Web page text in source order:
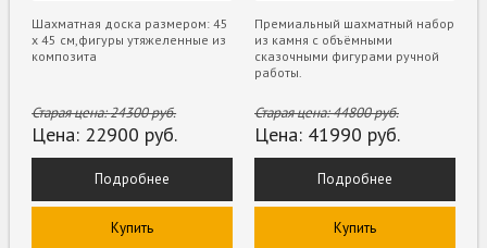
Шахматная доска размером: 45
х 45 см,фигуры утяжеленные из
композита
Старая цена:24300руб.
Цена: 22900 руб.
Подробнее
Купить
Премиальный шахматный набор
из камня с объёмными
сказочными фигурами ручной
работы.
Старая цена:44800руб.
Цена: 41990 руб.
Подробнее
Купить